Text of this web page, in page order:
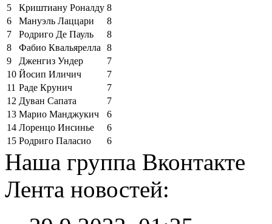
5
Криштиану Роналду 8
6
Мануэль Лаццари
8
7
Родриго Де Пауль
8
8
Фабио Квальярелла
8
9
Дженгиз Ундер
7
10 Йосип Иличич
7
11 Раде Крунич
7
12 Дуван Сапата
7
13 Марио Манджукич
6
14 Лоренцо Инсинье
6
15 Родриго Паласио 6
Наша группа Вконтакте
Лента новостей: